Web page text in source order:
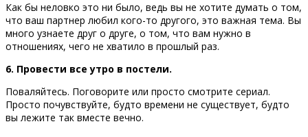
Как бы неловко это ни было, ведь вы не хотите думать о том,
что ваш партнер любил кого-то другого, это важная тема. Вы
много узнаете друг о друге, о том, что вам нужно в
отношениях, чего не хватило в прошлый раз.
6. Провести все утро в постели.
Поваляйтесь. Поговорите или просто смотрите сериал.
Просто почувствуйте, будто времени не существует, будто
вы лежите так вместе вечно.